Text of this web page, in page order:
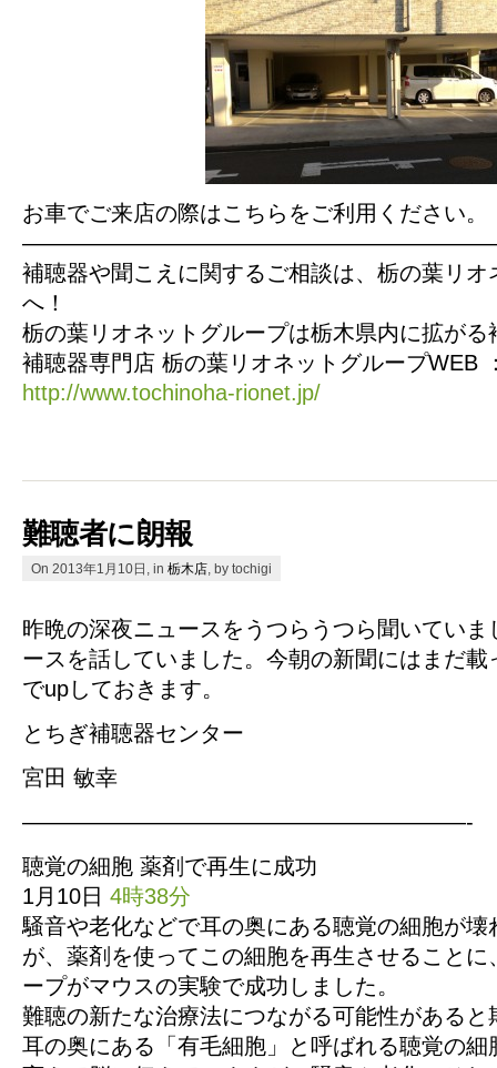
お車でご来店の際はこちらをご利用ください。
補聴器や聞こえに関するご相談は、栃の葉リオ
へ！
栃の葉リオネットグループは栃木県内に拡がる
補聴器専門店 栃の葉リオネットグループWEB
http://www.tochinoha-rionet.jp/
難聴者に朗報
On 2013年1月10日, in 栃木店 , by tochigi
昨晩の深夜ニュースをうつらうつら聞いてい
ースを話していました。今朝の新聞にはまだ
でupしておきます。
とちぎ補聴器センター
宮田 敏幸
————————————————————-
聴覚の細胞 薬剤で再生に成功
1月10日 4時38分
騒音や老化などで耳の奥にある聴覚の細胞が
が、薬剤を使ってこの細胞を再生させること
ープがマウスの実験で成功しました。
難聴の新たな治療法につながる可能性があると
耳の奥にある「有毛細胞」と呼ばれる聴覚の